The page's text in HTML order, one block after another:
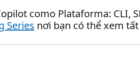
como Plataforma: CLI,
Series nơi bạn có thể xem